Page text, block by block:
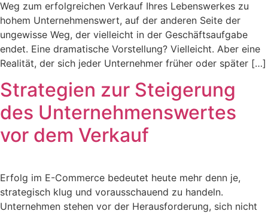
Weg zum erfolgreichen Verkauf Ihres Lebenswerkes zu
hohem Unternehmenswert, auf der anderen Seite der
ungewisse Weg, der vielleicht in der Geschäftsaufgabe
endet. Eine dramatische Vorstellung? Vielleicht. Aber eine
Realität, der sich jeder Unternehmer früher oder später […]
Strategien zur Steigerung
des Unternehmenswertes
vor dem Verkauf
Erfolg im E-Commerce bedeutet heute mehr denn je,
strategisch klug und vorausschauend zu handeln.
Unternehmen stehen vor der Herausforderung, sich nicht